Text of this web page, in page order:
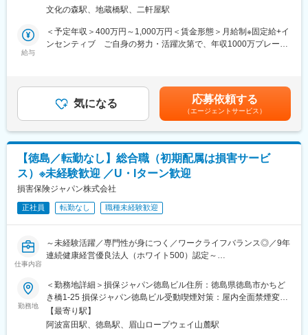
・若手メンバーが多い組織のため、技術指導やチームリードなど
組織づくりにも貢献いただけます。
・処方設計から申請・承認取得まで一気通貫で携わることで、
「医薬品を世に送り出す」実感を得られる環境です。
剤形の医薬品、医薬部外品を製造しています。徳島工場で働く従
業員は正社員で約430名で、20代から50代まで幅広く在籍してい
ます。一部60代の嘱託社員・再雇用社員も在籍しています。従業
変更の範囲：会社の定める業務
の営業として、展示場にご来場いただいたお客様へ自社ブランド
の住宅を提案いただきます。大手ハウスメーカーからの転職者や
新卒・中途の未経験者など様々な方が在籍しています。
ーンを見て既に興味を持って頂いたお客様に提案して頂きます！
くりをご案内
ご契約
└ご契約の手続きのほか、お客様が安心して住宅を購入できるよ
うサポートします！
＼未経験からスタートした社員も多く活躍中！／
住宅業界について基礎から学べる導入研修をはじめ、体験型ショ
ールームを使った研修を行なっています。基本的な知識を身につ
けた後、OJTを中心に先輩同行（約2か月を想定）完工までの流れ
を習得していただきます。 早ければ入社3ヶ月で独り立ち可能で
も安心できる環境です。
■本ポジションの魅力：
ハウジングアドバイザー、リフォームコーディネーター、インテ
文化の森駅、地蔵橋駅、二軒屋駅
給与
＜予定年収＞400万円～1,000万円＜賃金形態＞月給制※固定給+イ
ンセンティブ ご自身の努力・活躍次第で、年収1000万プレーヤ
験・能力を考慮の上、決定します。■昇給：年1回■賞与：年2回■
年収モデル：763万円／36歳営業（年間6棟販売 月給30万円＋イ
ンセンティブ＋賞与）532万円／29歳営業（年間4棟販売 月給25
万円＋インセンティブ＋賞与）賃金はあくまでも目安の金額であ
り、選考を通じて上下する可能性があります。月給(月額)は固定手
当を含めた表記です。
気になる 応募依頼する
（エージェントサービス）
【徳島／転勤なし】総合職（初期配属は損害サービ
ス）※未経験歓迎 ／U・Iターン歓迎
損害保険ジャパン株式会社
正社員 転勤なし 職種未経験歓迎
仕事内容
～未経験活躍／専門性が身につく／ワークライフバランス◎／9年
連続健康経営優良法人（ホワイト500）認定～
事故受付から損害調査、事故の相手方との交渉などを行い、保険
金のお支払いまでを担当いただきます。お客様にとってマイナス
な出来事に対し、日常生活へ戻るためのお力添えができるため、
直接感謝の言葉をいただくこともあるやりがいを感じられる業務
です。専門知識を学びながら成長できる環境が整っており、キャ
勤務地
＜勤務地詳細＞損保ジャパン徳島ビル住所：徳島県徳島市かちど
き橋1-25 損保ジャパン徳島ビル受動喫煙対策：屋内全面禁煙変更
の範囲：会社の定める事業所（リモートワーク含む）
【最寄り駅】
阿波富田駅、徳島駅、眉山ロープウェイ山麓駅